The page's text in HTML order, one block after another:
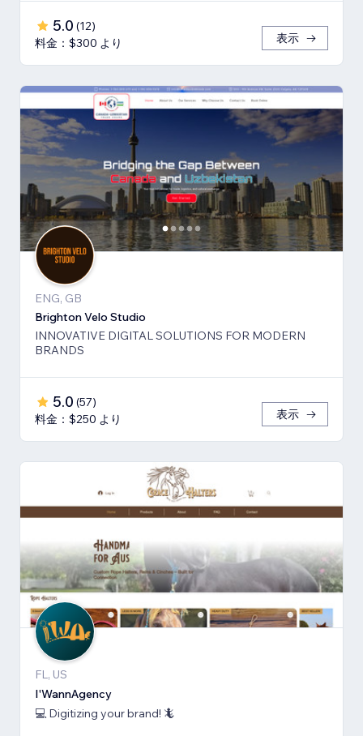
5.0 (12)
料金：$300 より
表示
ENG, GB
Brighton Velo Studio
INNOVATIVE DIGITAL SOLUTIONS FOR MODERN
BRANDS
5.0 (57)
料金：$250 より
表示
FL, US
I'WannAgency
💻 Digitizing your brand! 🦎